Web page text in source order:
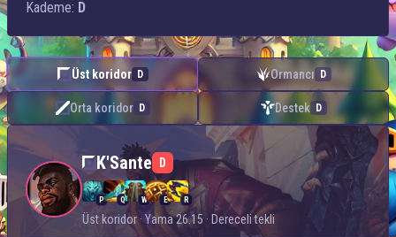
Kademe: D
Üst koridor D Ormancı D
Orta koridor D Destek D
K'Sante — Üst koridor
K'Sante D
P Q W E R
Üst koridor · Yama 26.15 · Dereceli tekli